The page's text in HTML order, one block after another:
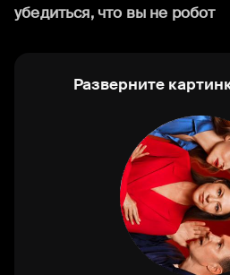
убедиться, что вы не робот
Разверните